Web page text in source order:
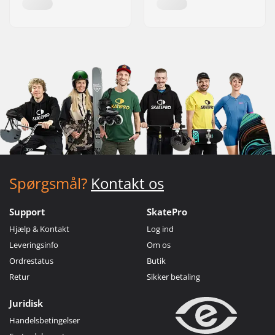
Spørgsmål? Kontakt os
Support
Hjælp & Kontakt
Leveringsinfo
Ordrestatus
Retur
SkatePro
Log ind
Om os
Butik
Sikker betaling
Juridisk
Handelsbetingelser